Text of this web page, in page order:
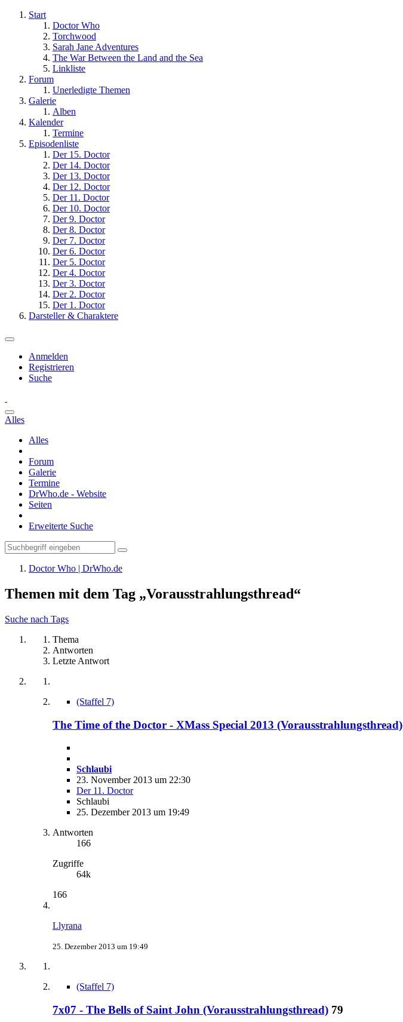
Start
Doctor Who
Torchwood
Sarah Jane Adventures
The War Between the Land and the Sea
Linkliste
Forum
Unerledigte Themen
Galerie
Alben
Kalender
Termine
Episodenliste
Der 15. Doctor
Der 14. Doctor
Der 13. Doctor
Der 12. Doctor
Der 11. Doctor
Der 10. Doctor
Der 9. Doctor
Der 8. Doctor
Der 7. Doctor
Der 6. Doctor
Der 5. Doctor
Der 4. Doctor
Der 3. Doctor
Der 2. Doctor
Der 1. Doctor
Darsteller & Charaktere
Anmelden
Registrieren
Suche
Alles
Alles
Forum
Galerie
Termine
DrWho.de - Website
Seiten
Erweiterte Suche
Doctor Who | DrWho.de
Themen mit dem Tag „Vorausstrahlungsthread“
Suche nach Tags
Thema
Antworten
Letzte Antwort
(Staffel 7)
The Time of the Doctor - XMass Special 2013 (Vorausstrahlungsthread)
Schlaubi
23. November 2013 um 22:30
Der 11. Doctor
Schlaubi
25. Dezember 2013 um 19:49
Antworten
166
Zugriffe
64k
166
Llyrana
25. Dezember 2013 um 19:49
(Staffel 7)
7x07 - The Bells of Saint John (Vorausstrahlungsthread) 79